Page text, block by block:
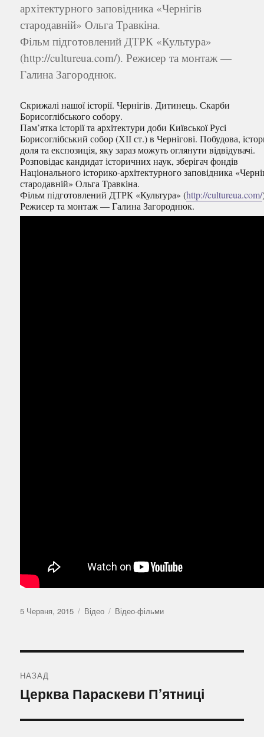
архітектурного заповідника «Чернігів
стародавній» Ольга Травкіна.
Фільм підготовлений ДТРК «Культура»
(http://cultureua.com/). Режисер та монтаж —
Галина Загороднюк.
Скрижалі нашої історії. Чернігів. Дитинець. Скарби
Борисоглібського собору.
Пам’ятка історії та архітектури доби Київської Русі
Борисоглібський собор (ХІІ ст.) в Чернігові. Побудова,
доля та експозиція, яку зараз можуть оглянути відвідувачі.
Розповідає кандидат історичних наук, зберігач фондів
Національного історико-архітектурного заповідника
стародавній» Ольга Травкіна.
Фільм підготовлений ДТРК «Культура» (http://cultureua.com/
Режисер та монтаж — Галина Загороднюк.
Оприлюднено
5 Червня, 2015 Формат
Відео Категорії
Відео-фільми
записів
НАЗАД
Попередній
запис:
Церква Параскеви П’ятниці